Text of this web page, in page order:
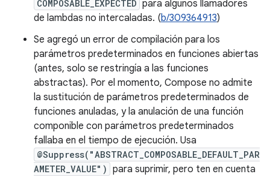
COMPOSABLE_EXPECTED para algunos llamadores
de lambdas no intercaladas. (b/309364913)
Se agregó un error de compilación para los
parámetros predeterminados en funciones abiertas
(antes, solo se restringía a las funciones
abstractas). Por el momento, Compose no admite
la sustitución de parámetros predeterminados de
funciones anuladas, y la anulación de una función
componible con parámetros predeterminados
fallaba en el tiempo de ejecución. Usa
@Suppress("ABSTRACT_COMPOSABLE_DEFAULT_PAR
AMETER_VALUE") para suprimir, pero ten en cuenta